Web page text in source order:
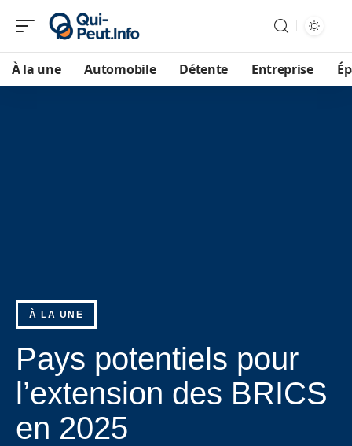
À la une Automobile Détente Entreprise
À LA UNE
Pays potentiels pour
l’extension des BRICS
en 2025